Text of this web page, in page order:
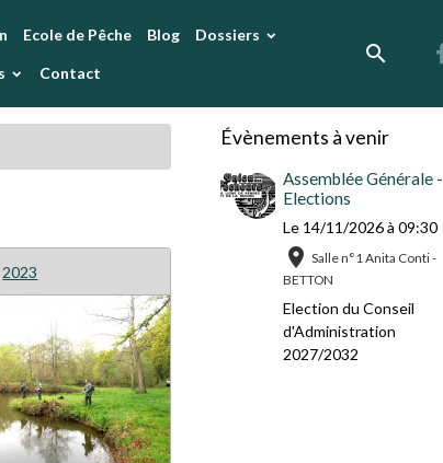
Ecole de Pêche Blog Dossiers
Contact
2023
Évènements à venir
Assemblée Générale -
Elections
Le 14/11/2026à 09:30
Salle n°1 Anita Conti -
BETTON
Election du Conseil
d'Administration
2027/2032